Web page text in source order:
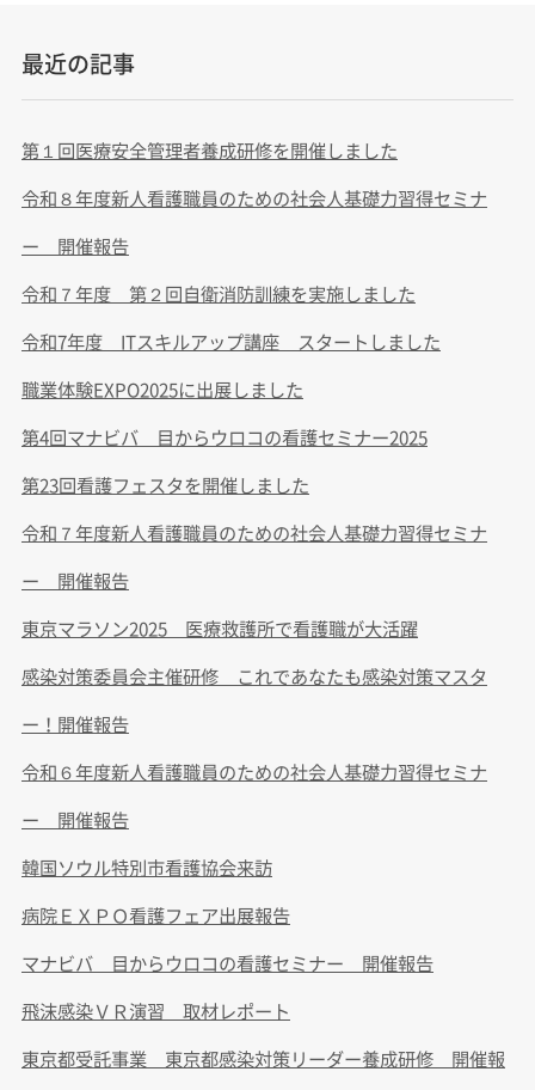
最近の記事
第１回医療安全管理者養成研修を開催しました
令和８年度新人看護職員のための社会人基礎力習得セミナ
ー 開催報告
令和７年度 第２回自衛消防訓練を実施しました
令和7年度 ITスキルアップ講座 スタートしました
職業体験EXPO2025に出展しました
第4回マナビバ 目からウロコの看護セミナー2025
第23回看護フェスタを開催しました
令和７年度新人看護職員のための社会人基礎力習得セミナ
ー 開催報告
東京マラソン2025 医療救護所で看護職が大活躍
感染対策委員会主催研修 これであなたも感染対策マスタ
ー！開催報告
令和６年度新人看護職員のための社会人基礎力習得セミナ
ー 開催報告
韓国ソウル特別市看護協会来訪
病院ＥＸＰＯ看護フェア出展報告
マナビバ 目からウロコの看護セミナー 開催報告
飛沫感染ＶＲ演習 取材レポート
東京都受託事業 東京都感染対策リーダー養成研修 開催報